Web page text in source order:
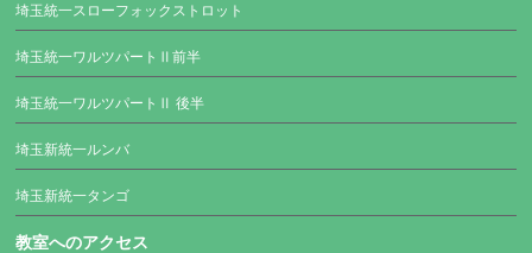
埼玉統一スローフォックストロット
埼玉統一ワルツパートⅡ前半
埼玉統一ワルツパートⅡ 後半
埼玉新統一ルンバ
埼玉新統一タンゴ
教室へのアクセス